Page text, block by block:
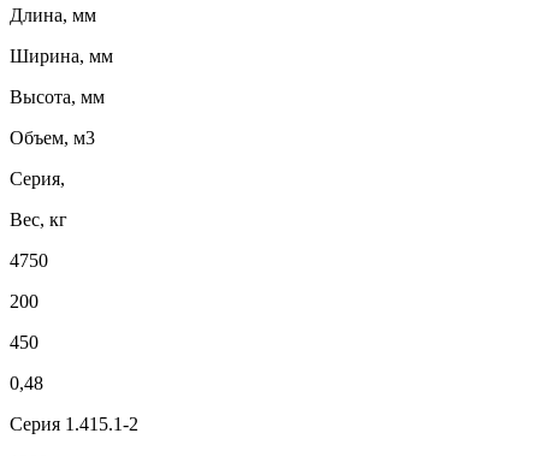
Длина, мм
Ширина, мм
Высота, мм
Объем, м3
Серия,
Вес, кг
4750
200
450
0,48
Серия 1.415.1-2